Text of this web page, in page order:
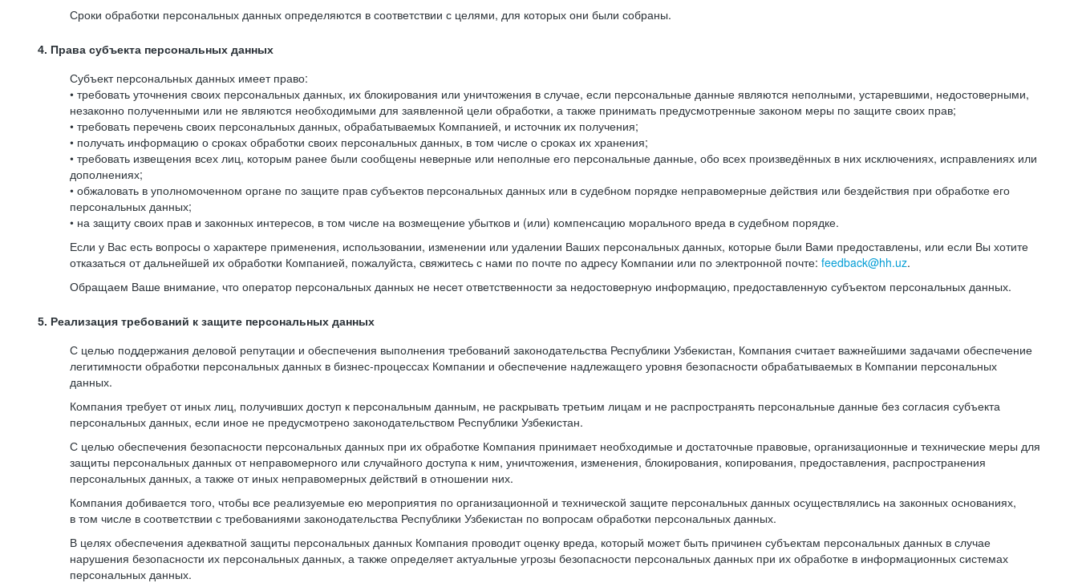
Сроки обработки персональных данных определяются в соответствии с целями, для которых они были собраны.
4. Права субъекта персональных данных
Субъект персональных данных имеет право:
• требовать уточнения своих персональных данных, их блокирования или уничтожения в случае, если персональные данные являются неполными, устаревшими, недостоверными,
незаконно полученными или не являются необходимыми для заявленной цели обработки, а также принимать предусмотренные законом меры по защите своих прав;
• требовать перечень своих персональных данных, обрабатываемых Компанией, и источник их получения;
• получать информацию о сроках обработки своих персональных данных, в том числе о сроках их хранения;
• требовать извещения всех лиц, которым ранее были сообщены неверные или неполные его персональные данные, обо всех произведённых в них исключениях, исправлениях или
дополнениях;
• обжаловать в уполномоченном органе по защите прав субъектов персональных данных или в судебном порядке неправомерные действия или бездействия при обработке его
персональных данных;
• на защиту своих прав и законных интересов, в том числе на возмещение убытков и (или) компенсацию морального вреда в судебном порядке.
Если у Вас есть вопросы о характере применения, использовании, изменении или удалении Ваших персональных данных, которые были Вами предоставлены, или если Вы хотите
отказаться от дальнейшей их обработки Компанией, пожалуйста, свяжитесь с нами по почте по адресу Компании или по электронной почте: feedback@hh.uz.
Обращаем Ваше внимание, что оператор персональных данных не несет ответственности за недостоверную информацию, предоставленную субъектом персональных данных.
5. Реализация требований к защите персональных данных
С целью поддержания деловой репутации и обеспечения выполнения требований законодательства Республики Узбекистан, Компания считает важнейшими задачами обеспечение
легитимности обработки персональных данных в бизнес-процессах Компании и обеспечение надлежащего уровня безопасности обрабатываемых в Компании персональных
данных.
Компания требует от иных лиц, получивших доступ к персональным данным, не раскрывать третьим лицам и не распространять персональные данные без согласия субъекта
персональных данных, если иное не предусмотрено законодательством Республики Узбекистан.
С целью обеспечения безопасности персональных данных при их обработке Компания принимает необходимые и достаточные правовые, организационные и технические меры для
защиты персональных данных от неправомерного или случайного доступа к ним, уничтожения, изменения, блокирования, копирования, предоставления, распространения
персональных данных, а также от иных неправомерных действий в отношении них.
Компания добивается того, чтобы все реализуемые ею мероприятия по организационной и технической защите персональных данных осуществлялись на законных основаниях,
в том числе в соответствии с требованиями законодательства Республики Узбекистан по вопросам обработки персональных данных.
В целях обеспечения адекватной защиты персональных данных Компания проводит оценку вреда, который может быть причинен субъектам персональных данных в случае
нарушения безопасности их персональных данных, а также определяет актуальные угрозы безопасности персональных данных при их обработке в информационных системах
персональных данных.